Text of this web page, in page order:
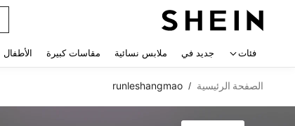
فئات جديد في ملابس نسائية مقاسات كبيرة الأطفال
الصفحة الرئيسية /
runleshangmao